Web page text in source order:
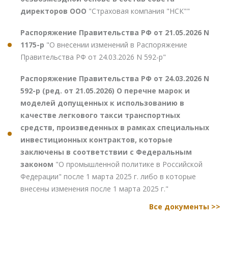
директоров ООО "Страховая компания "НСК""
Распоряжение Правительства РФ от 21.05.2026 N
1175-р "О внесении изменений в Распоряжение
Правительства РФ от 24.03.2026 N 592-р"
Распоряжение Правительства РФ от 24.03.2026 N
592-р (ред. от 21.05.2026) О перечне марок и
моделей допущенных к использованию в
качестве легкового такси транспортных
средств, произведенных в рамках специальных
инвестиционных контрактов, которые
заключены в соответствии с Федеральным
законом "О промышленной политике в Российской
Федерации" после 1 марта 2025 г. либо в которые
внесены изменения после 1 марта 2025 г."
Все документы >>